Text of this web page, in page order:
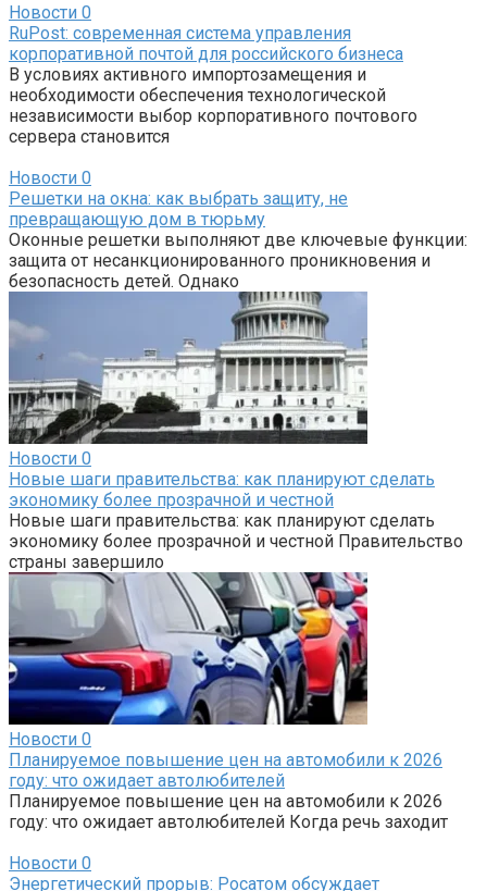
Новости 0
RuPost: современная система управления
корпоративной почтой для российского бизнеса
В условиях активного импортозамещения и
необходимости обеспечения технологической
независимости выбор корпоративного почтового
сервера становится
Новости 0
Решетки на окна: как выбрать защиту, не
превращающую дом в тюрьму
Оконные решетки выполняют две ключевые функции:
защита от несанкционированного проникновения и
безопасность детей. Однако
Новости 0
Новые шаги правительства: как планируют сделать
экономику более прозрачной и честной
Новые шаги правительства: как планируют сделать
экономику более прозрачной и честной Правительство
страны завершило
Новости 0
Планируемое повышение цен на автомобили к 2026
году: что ожидает автолюбителей
Планируемое повышение цен на автомобили к 2026
году: что ожидает автолюбителей Когда речь заходит
Новости 0
Энергетический прорыв: Росатом обсуждает